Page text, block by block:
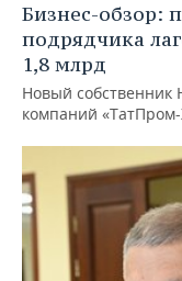
Бизнес-обзор:
подрядчика
1,8 млрд
Новый собственник
компаний